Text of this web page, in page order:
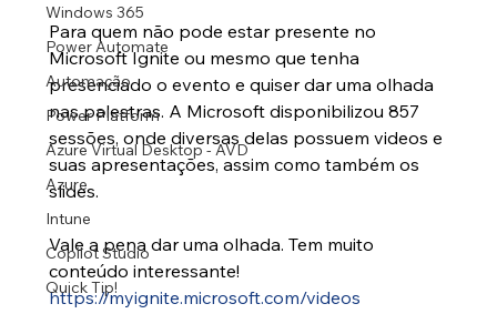
Windows 365
Power Automate
Automação
Power Platform
Azure Virtual Desktop - AVD
Azure
Intune
Copilot Studio
Quick Tip!
Para quem não pode estar presente no
Microsoft Ignite ou mesmo que tenha
presenciado o evento e quiser dar uma olhada
nas palestras. A Microsoft disponibilizou 857
sessões, onde diversas delas possuem videos e
suas apresentações, assim como também os
slides.
Vale a pena dar uma olhada. Tem muito
conteúdo interessante!
https://myignite.microsoft.com/videos